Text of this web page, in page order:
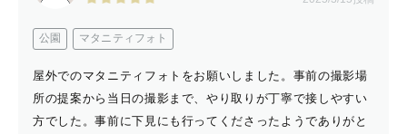
公園 マタニティフォト
屋外でのマタニティフォトをお願いしました。事前の撮影場
所の提案から当日の撮影まで、やり取りが丁寧で接しやすい
方でした。事前に下見にも行ってくださったようでありがと